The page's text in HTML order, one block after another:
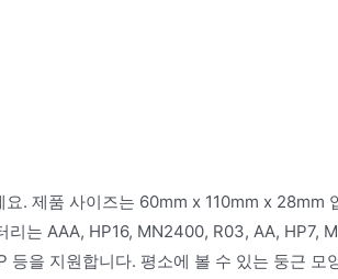
. 제품 사이즈는 60mm x 110mm x 28mm
리는 AAA, HP16, MN2400, R03, AA, HP7,
을 지원합니다. 평소에 볼 수 있는 둥근 모